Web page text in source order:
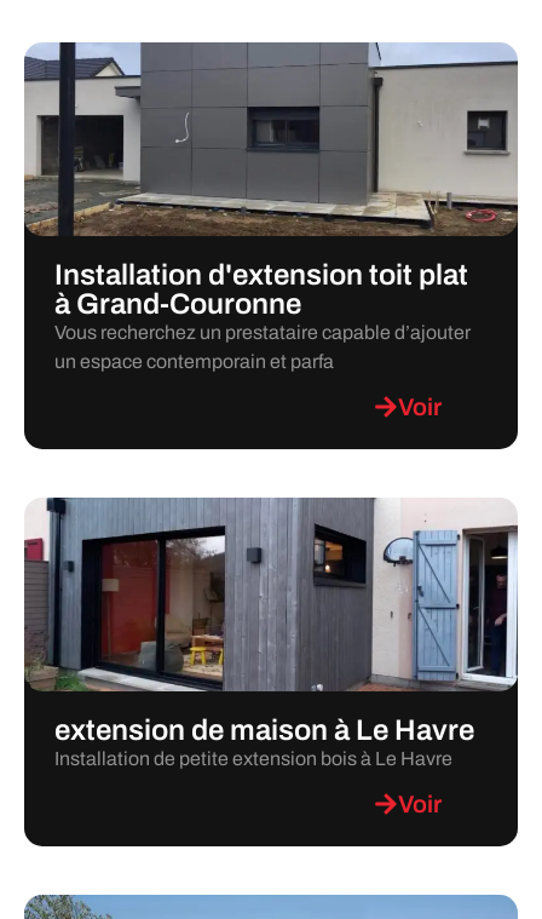
Installation d'extension toit plat
à Grand-Couronne
Vous recherchez un prestataire capable d’ajouter
un espace contemporain et parfa
Voir
extension de maison à Le Havre
Installation de petite extension bois à Le Havre
Voir